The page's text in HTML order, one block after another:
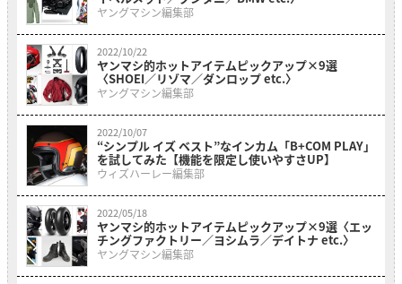
ヤングマシン編集部
2022/10/22
ヤンマシ的ホットアイテムピックアップ×9選
〈SHOEI／リゾマ／ダンロップ etc.〉
ヤングマシン編集部
2022/10/07
“シンプル イズ ベスト”なインカム「B+COM PLAY」
を試してみた【機能を限定し使いやすさUP】
ウィズハーレー編集部
2022/05/18
ヤンマシ的ホットアイテムピックアップ×9選〈エッ
チングファクトリー／ヨシムラ／デイトナ etc.〉
ヤングマシン編集部